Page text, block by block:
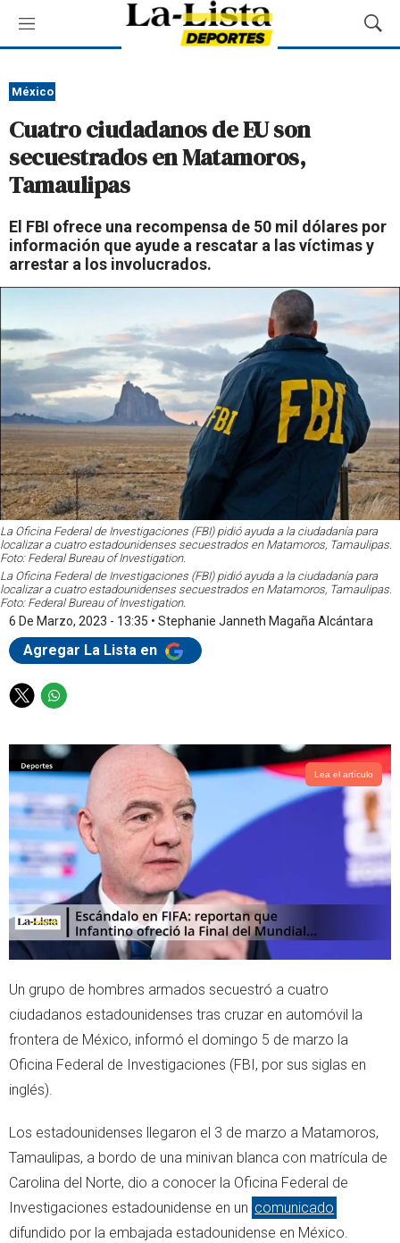
M
e
ú
M
o
q
u
e
a
México
Cuatro ciudadanos de EU son
secuestrados en Matamoros,
Tamaulipas
El FBI ofrece una recompensa de 50 mil dólares por
información que ayude a rescatar a las víctimas y
arrestar a los involucrados.
La Oficina Federal de Investigaciones (FBI) pidió ayuda a la ciudadanía para
localizar a cuatro estadounidenses secuestrados en Matamoros, Tamaulipas.
Foto: Federal Bureau of Investigation.
La Oficina Federal de Investigaciones (FBI) pidió ayuda a la ciudadanía para
localizar a cuatro estadounidenses secuestrados en Matamoros, Tamaulipas.
Foto: Federal Bureau of Investigation.
6 De Marzo, 2023 - 13:35 • Stephanie Janneth Magaña Alcántara
Agregar La Lista en
T
i
t
t
e
r
W
a
t
s
a
p
p
Lea el artículo
Un grupo de hombres armados secuestró a cuatro
ciudadanos estadounidenses tras cruzar en automóvil la
frontera de México, informó el domingo 5 de marzo la
Oficina Federal de Investigaciones (FBI, por sus siglas en
inglés).
Los estadounidenses llegaron el 3 de marzo a Matamoros,
Tamaulipas, a bordo de una minivan blanca con matrícula de
Carolina del Norte, dio a conocer la Oficina Federal de
Investigaciones estadounidense en un comunicado
difundido por la embajada estadounidense en México.